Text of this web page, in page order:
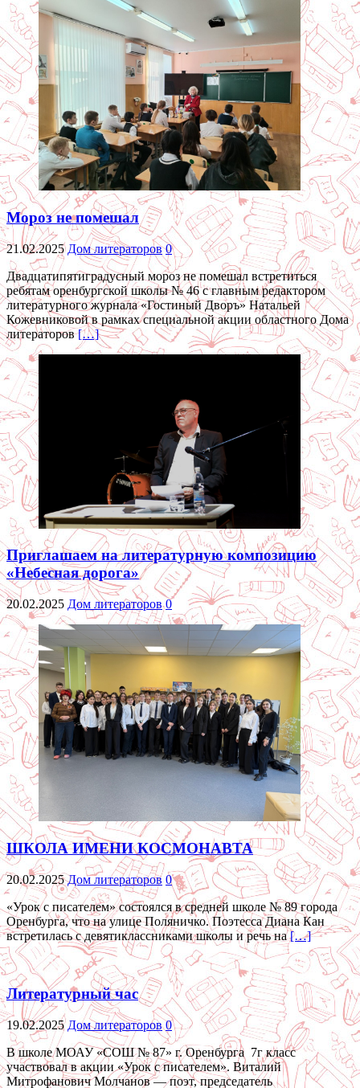
Мороз не помешал
21.02.2025 Дом литераторов 0
Двадцатипятиградусный мороз не помешал встретиться
ребятам оренбургской школы № 46 с главным редактором
литературного журнала «Гостиный Дворъ» Натальей
Кожевниковой в рамках специальной акции областного Дома
литераторов[…]
Приглашаем на литературную композицию
«Небесная дорога»
20.02.2025 Дом литераторов 0
ШКОЛА ИМЕНИ КОСМОНАВТА
20.02.2025 Дом литераторов 0
«Урок с писателем» состоялся в средней школе № 89 города
Оренбурга, что на улице Поляничко. Поэтесса Диана Кан
встретилась с девятиклассниками школы и речь на[…]
Литературный час
19.02.2025 Дом литераторов 0
В школе МОАУ «СОШ № 87» г. Оренбурга 7г класс
участвовал в акции «Урок с писателем». Виталий
Митрофанович Молчанов — поэт, председатель